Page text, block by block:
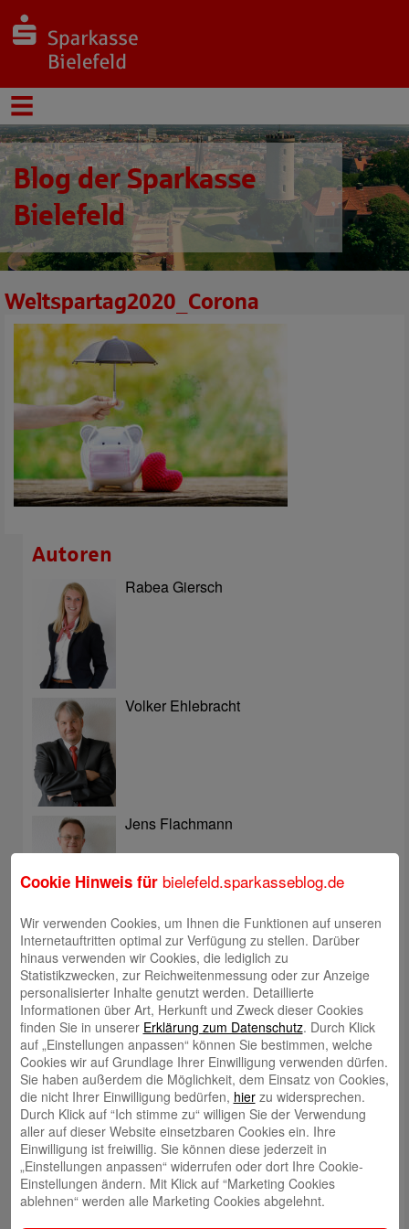
Blog der Sparkasse
Bielefeld
Weltspartag2020_Corona
Autoren
Rabea Giersch
Volker Ehlebracht
Jens Flachmann
Christoph Kaleschke
Stephan Merkel
Rahel Neufeld
Cookie Hinweis für bielefeld.sparkasseblog.de
Wir verwenden Cookies, um Ihnen die Funktionen auf unseren
Internetauftritten optimal zur Verfügung zu stellen. Darüber
hinaus verwenden wir Cookies, die lediglich zu
Statistikzwecken, zur Reichweitenmessung oder zur Anzeige
personalisierter Inhalte genutzt werden. Detaillierte
Informationen über Art, Herkunft und Zweck dieser Cookies
finden Sie in unserer Erklärung zum Datenschutz. Durch Klick
auf „Einstellungen anpassen“ können Sie bestimmen, welche
Cookies wir auf Grundlage Ihrer Einwilligung verwenden dürfen.
Sie haben außerdem die Möglichkeit, dem Einsatz von Cookies,
die nicht Ihrer Einwilligung bedürfen, hierzu widersprechen.
Durch Klick auf “Ich stimme zu“ willigen Sie der Verwendung
aller auf dieser Website einsetzbaren Cookies ein. Ihre
Einwilligung ist freiwillig. Sie können diese jederzeit in
„Einstellungen anpassen“ widerrufen oder dort Ihre Cookie-
Einstellungen ändern. Mit Klick auf “Marketing Cookies
ablehnen“ werden alle Marketing Cookies abgelehnt.